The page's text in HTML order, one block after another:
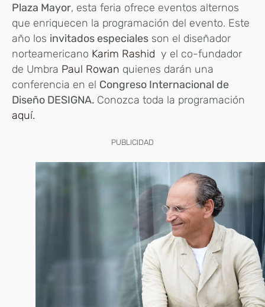
Plaza Mayor, esta feria ofrece eventos alternos
que enriquecen la programación del evento. Este
año los invitados especiales son el diseñador
norteamericano Karim Rashid y el co-fundador
de Umbra Paul Rowan quienes darán una
conferencia en el Congreso Internacional de
Diseño DESIGNA. Conozca toda la programación
aquí.
PUBLICIDAD